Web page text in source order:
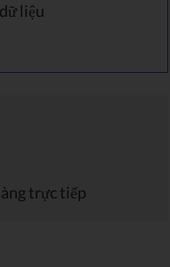
liệu
trực tiếp